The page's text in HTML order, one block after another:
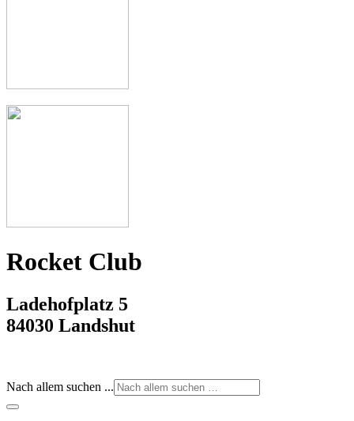
Rocket Club
Ladehofplatz 5
84030 Landshut
Nach allem suchen ...